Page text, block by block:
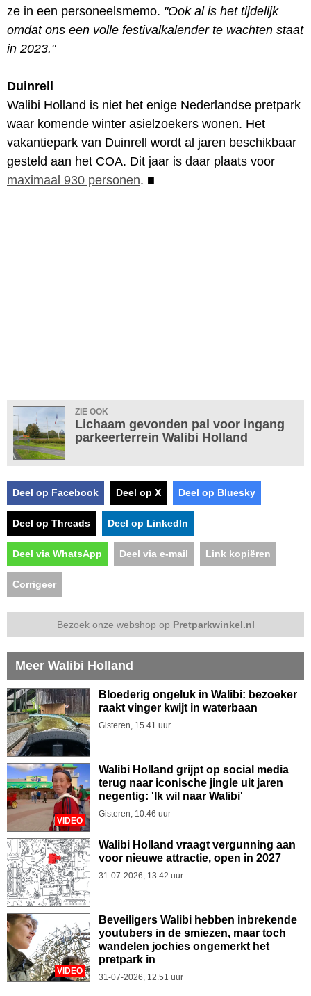
ze in een personeelsmemo. "Ook al is het tijdelijk
omdat ons een volle festivalkalender te wachten staat
in 2023."
Duinrell
Walibi Holland is niet het enige Nederlandse pretpark
waar komende winter asielzoekers wonen. Het
vakantiepark van Duinrell wordt al jaren beschikbaar
gesteld aan het COA. Dit jaar is daar plaats voor
maximaal 930 personen. ■
ZIE OOK
Lichaam gevonden pal voor ingang
parkeerterrein Walibi Holland
Deel op Facebook Deel op X Deel op Bluesky
Deel op Threads Deel op LinkedIn
Deel via WhatsApp Deel via e-mail Link kopiëren
Corrigeer
Bezoek onze webshop op Pretparkwinkel.nl
Meer Walibi Holland
Bloederig ongeluk in Walibi: bezoeker
raakt vinger kwijt in waterbaan
Gisteren, 15.41 uur
VIDEO
Walibi Holland grijpt op social media
terug naar iconische jingle uit jaren
negentig: 'Ik wil naar Walibi'
Gisteren, 10.46 uur
Walibi Holland vraagt vergunning aan
voor nieuwe attractie, open in 2027
31-07-2026, 13.42 uur
VIDEO
Beveiligers Walibi hebben inbrekende
youtubers in de smiezen, maar toch
wandelen jochies ongemerkt het
pretpark in
31-07-2026, 12.51 uur